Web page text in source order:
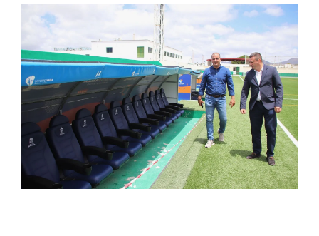
TURISMO
CONTACTO